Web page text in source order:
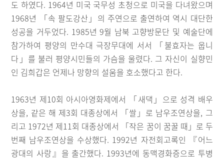
도 하였다. 1964년 미국 국무성 초청으로 미국을 다녀왔으며
1968년 「속 팔도강산」의 주연으로 출연하여 역시 대단한
성공을 거두었다. 1985년 9월 남북 고향방문단 및 예술단에
참가하여 평양의 만수대 극장무대에 서서 「불효자는 웁니
다」를 불러 평양시민들의 가슴을 울렸다. 그 자신이 실향민
인 김희갑은 언제나 망향의 설움을 호소했다고 한다.
1963년 제10회 아시아영화제에서 「새댁」으로 성격 배우
상을, 같은 해 제3회 대종상에서 「쌀」로 남우조연상을, 그
리고 1972년 제11회 대종상에서 「작은 꿈이 꿈꿀 때」로 두
번째 남우조연상을 수상했다. 1992년 자전회고록인 『어느
광대의 사랑』을 출간했다. 1993년에 동맥경화증으로 투병